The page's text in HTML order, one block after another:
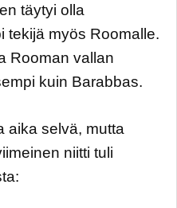
täytyi olla
tekijä myös Roomalle.
Rooman vallan
kuin Barabbas.
aika selvä, mutta
niitti tuli